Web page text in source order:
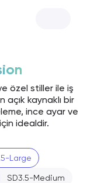
özel stiller ile iş
açık kaynaklı bir
ince ayar ve
idealdir.
Large
SD3.5-Medium